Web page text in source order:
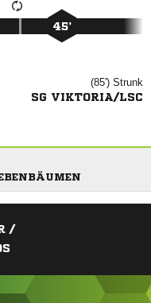
45’
(85') 
SG VIKTORIA/LSC
/